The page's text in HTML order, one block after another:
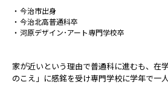
今治市出身
今治北高普通科卒
河原デザイン･アート専門学校卒
家が近いという理由で普通科に進むも、在
のこえ」に感銘を受け専門学校に学年で一